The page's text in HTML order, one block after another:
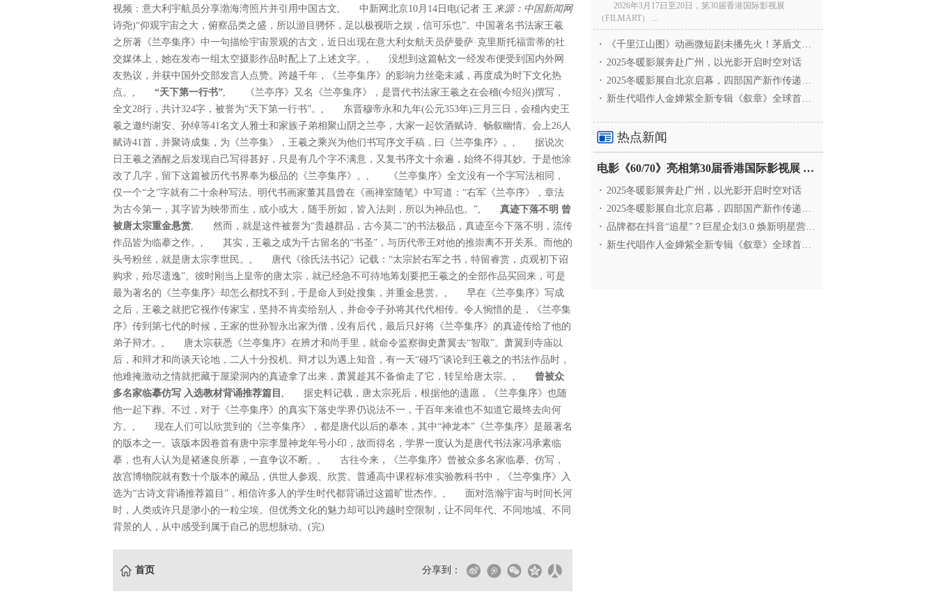
视频：意大利宇航员分享渤海湾照片并引用中国古文 来源：中国新闻网
, 中新网北京10月14日电(记者 王
诗尧)“仰观宇宙之大，俯察品类之盛，所以游目骋怀，足以极视听之娱，信可乐也”。中国著名书法家王羲
之所著《兰亭集序》中一句描绘宇宙景观的古文，近日出现在意大利女航天员萨曼萨·克里斯托福雷蒂的社
交媒体上，她在发布一组太空摄影作品时配上了上述文字。, 没想到这篇帖文一经发布便受到国内外网
友热议，并获中国外交部发言人点赞。跨越千年，《兰亭集序》的影响力丝毫未减，再度成为时下文化热
点。, “天下第一行书”, 《兰亭序》又名《兰亭集序》，是晋代书法家王羲之在会稽(今绍兴)撰写，
全文28行，共计324字，被誉为“天下第一行书”。, 东晋穆帝永和九年(公元353年)三月三日，会稽内史王
羲之邀约谢安、孙绰等41名文人雅士和家族子弟相聚山阴之兰亭，大家一起饮酒赋诗、畅叙幽情。会上26人
赋诗41首，并聚诗成集，为《兰亭集》，王羲之乘兴为他们书写序文手稿，曰《兰亭集序》。, 据说次
日王羲之酒醒之后发现自己写得甚好，只是有几个字不满意，又复书序文十余遍，始终不得其妙。于是他涂
改了几字，留下这篇被历代书界奉为极品的《兰亭集序》。, 《兰亭集序》全文没有一个字写法相同，
仅一个“之”字就有二十余种写法。明代书画家董其昌曾在《画禅室随笔》中写道：“右军《兰亭序》，章法
为古今第一，其字皆为映带而生，或小或大，随手所如，皆入法则，所以为神品也。”, 真迹下落不明 曾
被唐太宗重金悬赏, 然而，就是这件被誉为“贵越群品，古今莫二”的书法极品，真迹至今下落不明，流传
作品皆为临摹之作。, 其实，王羲之成为千古留名的“书圣”，与历代帝王对他的推崇离不开关系。而他的
头号粉丝，就是唐太宗李世民。, 唐代《徐氏法书记》记载：“太宗於右军之书，特留睿赏，贞观初下诏
购求，殆尽遗逸”。彼时刚当上皇帝的唐太宗，就已经急不可待地筹划要把王羲之的全部作品买回来，可是
最为著名的《兰亭集序》却怎么都找不到，于是命人到处搜集，并重金悬赏。, 早在《兰亭集序》写成
之后，王羲之就把它视作传家宝，坚持不肯卖给别人，并命令子孙将其代代相传。令人惋惜的是，《兰亭集
序》传到第七代的时候，王家的世孙智永出家为僧，没有后代，最后只好将《兰亭集序》的真迹传给了他的
弟子辩才。, 唐太宗获悉《兰亭集序》在辨才和尚手里，就命令监察御史萧翼去“智取”。萧翼到寺庙以
后，和辩才和尚谈天论地，二人十分投机。辩才以为遇上知音，有一天“碰巧”谈论到王羲之的书法作品时，
他难掩激动之情就把藏于屋梁洞内的真迹拿了出来，萧翼趁其不备偷走了它，转呈给唐太宗。, 曾被众
多名家临摹仿写 入选教材背诵推荐篇目 , 据史料记载，唐太宗死后，根据他的遗愿，《兰亭集序》也随
他一起下葬。不过，对于《兰亭集序》的真实下落史学界仍说法不一，千百年来谁也不知道它最终去向何
方。, 现在人们可以欣赏到的《兰亭集序》，都是唐代以后的摹本，其中“神龙本”《兰亭集序》是最著名
的版本之一。该版本因卷首有唐中宗李显神龙年号小印，故而得名，学界一度认为是唐代书法家冯承素临
摹，也有人认为是褚遂良所摹，一直争议不断。, 古往今来，《兰亭集序》曾被众多名家临摹、仿写，
故宫博物院就有数十个版本的藏品，供世人参观、欣赏。普通高中课程标准实验教科书中，《兰亭集序》入
选为“古诗文背诵推荐篇目”，相信许多人的学生时代都背诵过这篇旷世杰作。, 面对浩瀚宇宙与时间长河
时，人类或许只是渺小的一粒尘埃。但优秀文化的魅力却可以跨越时空限制，让不同年代、不同地域、不同
背景的人，从中感受到属于自己的思想脉动。(完)
首页 分享到：
2026年3月17日至20日，第30届香港国际影视展
（FILMART） ...
·
《千里江山图》动画微短剧未播先火！茅盾文学奖IP首
· 2025冬暖影展奔赴广州，以光影开启时空对话
· 2025冬暖影展自北京启幕，四部国产新作传递银幕温情
· 新生代唱作人金婵紫全新专辑《叙章》全球首发，颠覆
热点新闻
电影《60/70》亮相第30届香港国际影视展 冲刺戛纳备
· 2025冬暖影展奔赴广州，以光影开启时空对话
· 2025冬暖影展自北京启幕，四部国产新作传递银幕温情
· 品牌都在抖音“追星”？巨星企划3.0 焕新明星营销，让
· 新生代唱作人金婵紫全新专辑《叙章》全球首发，颠覆